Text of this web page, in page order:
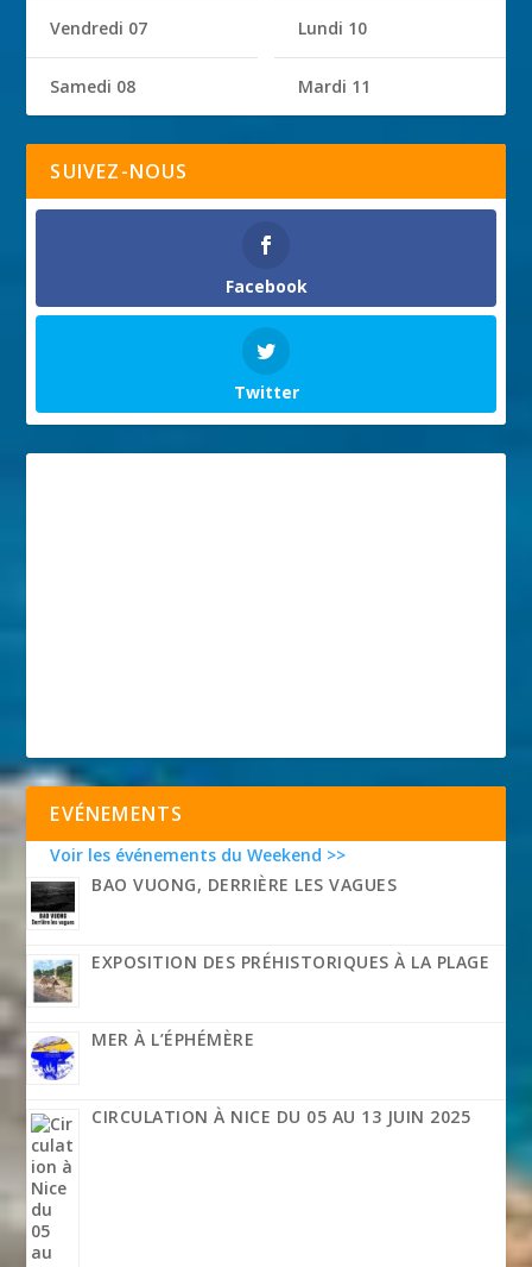
Vendredi 07
Samedi 08
Lundi 10
Mardi 11
SUIVEZ-NOUS
Facebook
Twitter
EVÉNEMENTS
Voir les événements du Weekend >>
BAO VUONG, DERRIÈRE LES VAGUES
EXPOSITION DES PRÉHISTORIQUES À LA PLAGE
MER À L’ÉPHÉMÈRE
CIRCULATION À NICE DU 05 AU 13 JUIN 2025